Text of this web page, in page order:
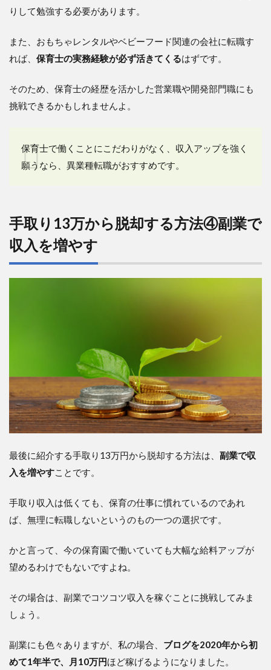
りして勉強する必要があります。
また、おもちゃレンタルやベビーフード関連の会社に転職す
れば、 保育士の実務経験が必ず活きてくるはずです。
そのため、保育士の経歴を活かした営業職や開発部門職にも
挑戦できるかもしれませんよ。
保育士で働くことにこだわりがなく、収入アップを強く
願うなら、異業種転職がおすすめです。
手取り13万から脱却する方法④副業で
収入を増やす
最後に紹介する手取り13万円から脱却する方法は、 副業で収
入を増やすことです。
手取り収入は低くても、保育の仕事に慣れているのであれ
ば、無理に転職しないというのもの一つの選択です。
かと言って、今の保育園で働いていても大幅な給料アップが
望めるわけでもないですよね。
その場合は、副業でコツコツ収入を稼ぐことに挑戦してみま
しょう。
副業にも色々ありますが、私の場合、 ブログを2020年から初
めて1年半で、月10万円ほど稼げるようになりました。